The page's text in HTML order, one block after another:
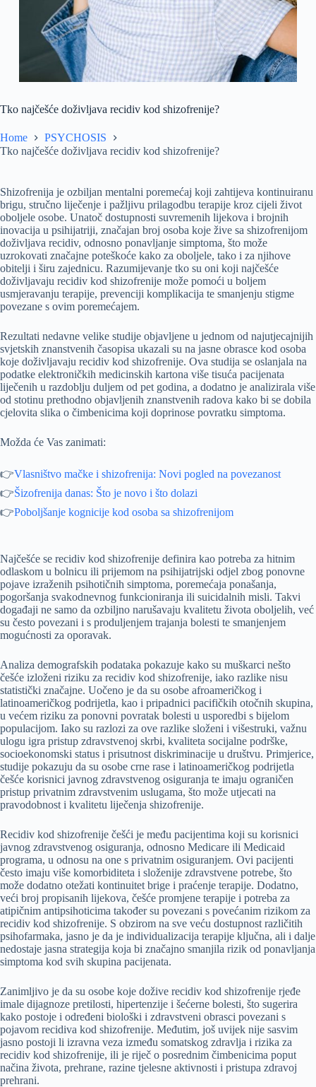
Tko najčešće doživljava recidiv kod shizofrenije?
Home
PSYCHOSIS
Tko najčešće doživljava recidiv kod shizofrenije?
Shizofrenija je ozbiljan mentalni poremećaj koji zahtijeva kontinuiranu
brigu, stručno liječenje i pažljivu prilagodbu terapije kroz cijeli život
oboljele osobe. Unatoč dostupnosti suvremenih lijekova i brojnih
inovacija u psihijatriji, značajan broj osoba koje žive sa shizofrenijom
doživljava recidiv, odnosno ponavljanje simptoma, što može
uzrokovati značajne poteškoće kako za oboljele, tako i za njihove
obitelji i širu zajednicu. Razumijevanje tko su oni koji najčešće
doživljavaju recidiv kod shizofrenije može pomoći u boljem
usmjeravanju terapije, prevenciji komplikacija te smanjenju stigme
povezane s ovim poremećajem.
Rezultati nedavne velike studije objavljene u jednom od najutjecajnijih
svjetskih znanstvenih časopisa ukazali su na jasne obrasce kod osoba
koje doživljavaju recidiv kod shizofrenije. Ova studija se oslanjala na
podatke elektroničkih medicinskih kartona više tisuća pacijenata
liječenih u razdoblju duljem od pet godina, a dodatno je analizirala više
od stotinu prethodno objavljenih znanstvenih radova kako bi se dobila
cjelovita slika o čimbenicima koji doprinose povratku simptoma.
Možda će Vas zanimati:
👉Vlasništvo mačke i shizofrenija: Novi pogled na povezanost
👉Šizofrenija danas: Što je novo i što dolazi
👉Poboljšanje kognicije kod osoba sa shizofrenijom
Najčešće se recidiv kod shizofrenije definira kao potreba za hitnim
odlaskom u bolnicu ili prijemom na psihijatrijski odjel zbog ponovne
pojave izraženih psihotičnih simptoma, poremećaja ponašanja,
pogoršanja svakodnevnog funkcioniranja ili suicidalnih misli. Takvi
događaji ne samo da ozbiljno narušavaju kvalitetu života oboljelih, već
su često povezani i s produljenjem trajanja bolesti te smanjenjem
mogućnosti za oporavak.
Analiza demografskih podataka pokazuje kako su muškarci nešto
češće izloženi riziku za recidiv kod shizofrenije, iako razlike nisu
statistički značajne. Uočeno je da su osobe afroameričkog i
latinoameričkog podrijetla, kao i pripadnici pacifičkih otočnih skupina,
u većem riziku za ponovni povratak bolesti u usporedbi s bijelom
populacijom. Iako su razlozi za ove razlike složeni i višestruki, važnu
ulogu igra pristup zdravstvenoj skrbi, kvaliteta socijalne podrške,
socioekonomski status i prisutnost diskriminacije u društvu. Primjerice,
studije pokazuju da su osobe crne rase i latinoameričkog podrijetla
češće korisnici javnog zdravstvenog osiguranja te imaju ograničen
pristup privatnim zdravstvenim uslugama, što može utjecati na
pravodobnost i kvalitetu liječenja shizofrenije.
Recidiv kod shizofrenije češći je među pacijentima koji su korisnici
javnog zdravstvenog osiguranja, odnosno Medicare ili Medicaid
programa, u odnosu na one s privatnim osiguranjem. Ovi pacijenti
često imaju više komorbiditeta i složenije zdravstvene potrebe, što
može dodatno otežati kontinuitet brige i praćenje terapije. Dodatno,
veći broj propisanih lijekova, češće promjene terapije i potreba za
atipičnim antipsihoticima također su povezani s povećanim rizikom za
recidiv kod shizofrenije. S obzirom na sve veću dostupnost različitih
psihofarmaka, jasno je da je individualizacija terapije ključna, ali i dalje
nedostaje jasna strategija koja bi značajno smanjila rizik od ponavljanja
simptoma kod svih skupina pacijenata.
Zanimljivo je da su osobe koje dožive recidiv kod shizofrenije rjeđe
imale dijagnoze pretilosti, hipertenzije i šećerne bolesti, što sugerira
kako postoje i određeni biološki i zdravstveni obrasci povezani s
pojavom recidiva kod shizofrenije. Međutim, još uvijek nije sasvim
jasno postoji li izravna veza između somatskog zdravlja i rizika za
recidiv kod shizofrenije, ili je riječ o posrednim čimbenicima poput
načina života, prehrane, razine tjelesne aktivnosti i pristupa zdravoj
prehrani.